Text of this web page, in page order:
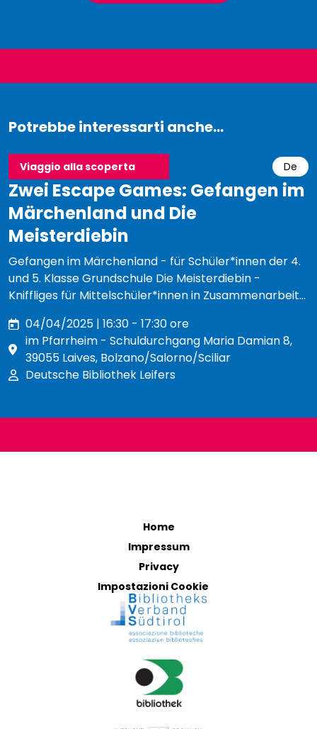
Potrebbe interessarti anche...
Viaggio alla scoperta De
Zwei Escape Games: Gefangen im
Märchenland und Die
Meisterdiebin
Gefangen im Märchenland - für Schüler*innen der 4.
und 5. Klasse Grundschule Die Meisterdiebin -
Kniffliges für Mittelschüler*innen in Zusammenarbeit
04/04/2025 | 16:30 - 17:30 ore
im Pfarrheim - Schuldurchgang Maria Damian 8,
39055 Laives, Bolzano/Salorno/Sciliar
Deutsche Bibliothek Leifers
Home
Impressum
Privacy
Impostazioni Cookie